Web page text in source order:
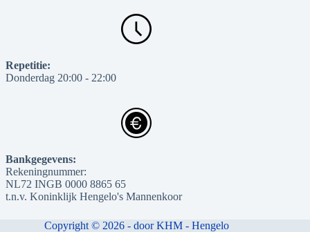
Repetitie:
Donderdag 20:00 - 22:00
Bankgegevens:
Rekeningnummer:
NL72 INGB 0000 8865 65
t.n.v. Koninklijk Hengelo's Mannenkoor
Copyright © 2026 - door KHM - Hengelo